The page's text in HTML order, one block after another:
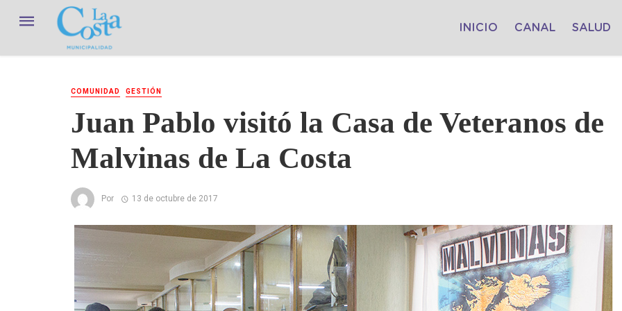
INICIO CANAL SALUD
COMUNIDAD GESTIÓN
Juan Pablo visitó la Casa de Veteranos de
Malvinas de La Costa
Por 13 de octubre de 2017